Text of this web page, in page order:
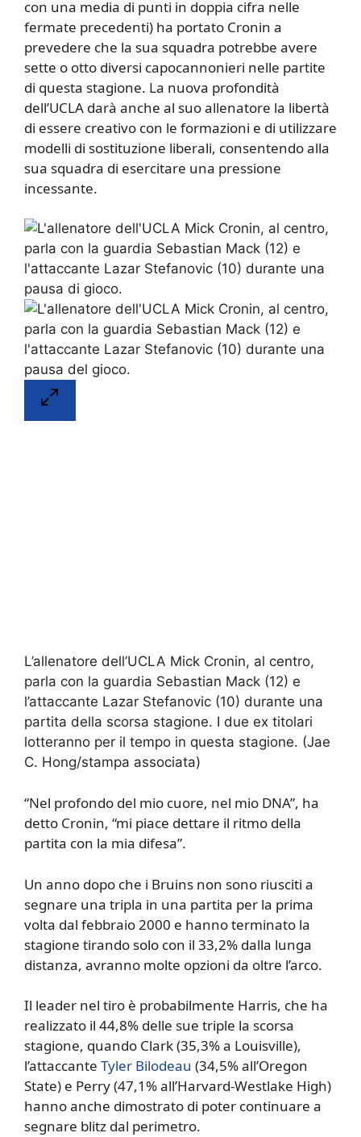
con una media di punti in doppia cifra nelle
fermate precedenti) ha portato Cronin a
prevedere che la sua squadra potrebbe avere
sette o otto diversi capocannonieri nelle partite
di questa stagione. La nuova profondità
dell’UCLA darà anche al suo allenatore la libertà
di essere creativo con le formazioni e di utilizzare
modelli di sostituzione liberali, consentendo alla
sua squadra di esercitare una pressione
incessante.
L’allenatore dell’UCLA Mick Cronin, al centro,
parla con la guardia Sebastian Mack (12) e
l’attaccante Lazar Stefanovic (10) durante una
partita della scorsa stagione. I due ex titolari
lotteranno per il tempo in questa stagione. (Jae
C. Hong/stampa associata)
“Nel profondo del mio cuore, nel mio DNA”, ha
detto Cronin, “mi piace dettare il ritmo della
partita con la mia difesa”.
Un anno dopo che i Bruins non sono riusciti a
segnare una tripla in una partita per la prima
volta dal febbraio 2000 e hanno terminato la
stagione tirando solo con il 33,2% dalla lunga
distanza, avranno molte opzioni da oltre l’arco.
Il leader nel tiro è probabilmente Harris, che ha
realizzato il 44,8% delle sue triple la scorsa
stagione, quando Clark (35,3% a Louisville),
l’attaccante Tyler Bilodeau (34,5% all’Oregon
State) e Perry (47,1% all’Harvard-Westlake High)
hanno anche dimostrato di poter continuare a
segnare blitz dal perimetro.